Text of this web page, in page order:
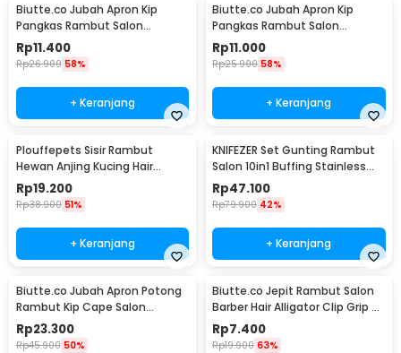
Biutte.co Jubah Apron Kip
Pangkas Rambut Salon
Barbershop Cape Nylon - WB03
Rp11.400
Rp26.900 58%
+ Keranjang
Biutte.co Jubah Apron Kip
Pangkas Rambut Salon
Barbershop Cape - WB20
Rp11.000
Rp25.900 58%
+ Keranjang
Plouffepets Sisir Rambut
Hewan Anjing Kucing Hair
Removal Comb - AES0124
Rp19.200
Rp38.900 51%
+ Keranjang
KNIFEZER Set Gunting Rambut
Salon 10in1 Buffing Stainless
Steel 4Cr13 - MR4017
Rp47.100
Rp79.900 42%
+ Keranjang
Biutte.co Jubah Apron Potong
Rambut Kip Cape Salon
Barbershop Anti Air - WB04
Rp23.300
Rp45.900 50%
Biutte.co Jepit Rambut Salon
Barber Hair Alligator Clip Grip 6
PCS - L05
Rp7.400
Rp19.900 63%